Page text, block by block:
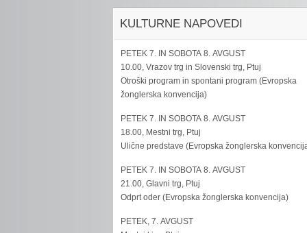
KULTURNE NAPOVEDI
PETEK 7. IN SOBOTA 8. AVGUST
10.00, Vrazov trg in Slovenski trg, Ptuj
Otroški program in spontani program (Evropska
žonglerska konvencija)
PETEK 7. IN SOBOTA 8. AVGUST
18.00, Mestni trg, Ptuj
Ulične predstave (Evropska žonglerska
PETEK 7. IN SOBOTA 8. AVGUST
21.00, Glavni trg, Ptuj
Odprt oder (Evropska žonglerska konvencija)
PETEK, 7. AVGUST